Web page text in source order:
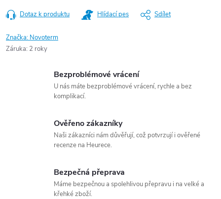
Dotaz k produktu Hlídací pes Sdílet
Značka: Novoterm
Záruka: 2 roky
Bezproblémové vrácení
U nás máte bezproblémové vrácení, rychle a bez
komplikací.
Ověřeno zákazníky
Naši zákazníci nám důvěřují, což potvrzují i ověřené
recenze na Heurece.
Bezpečná přeprava
Máme bezpečnou a spolehlivou přepravu i na velké a
křehké zboží.